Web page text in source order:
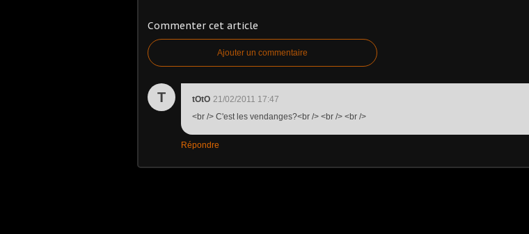
Commenter cet article
Ajouter un commentaire
T tOtO 21/02/2011 17:47
<br /> C'est les vendanges?<br /> <br /> <br />
Répondre